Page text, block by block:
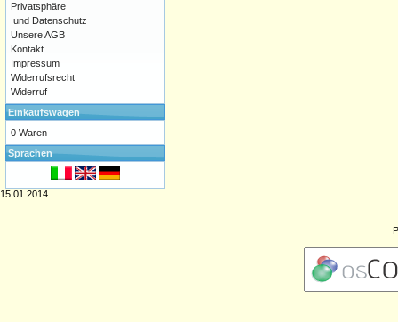
Privatsphäre
und Datenschutz
Unsere AGB
Kontakt
Impressum
Widerrufsrecht
Widerruf
Einkaufswagen
0 Waren
Sprachen
15.01.2014